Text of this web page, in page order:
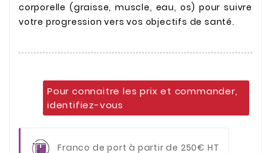
corporelle (graisse, muscle, eau, os) pour suivre
votre progression vers vos objectifs de santé.
Pour connaitre les prix et commander,
identifiez-vous
Franco de port à partir de 250€ HT